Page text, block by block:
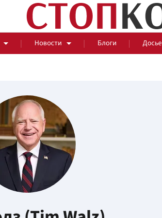
Новости Блоги Досье
За оградой
События